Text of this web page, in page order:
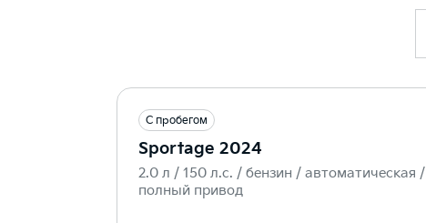
С пробегом
Sportage 2024
2.0 л / 150 л.c. / бензин / автоматическая /
полный привод